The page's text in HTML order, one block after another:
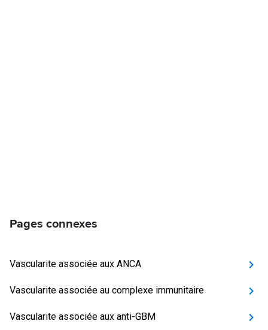
Pages connexes
Vascularite associée aux ANCA
Vascularite associée au complexe immunitaire
Vascularite associée aux anti-GBM